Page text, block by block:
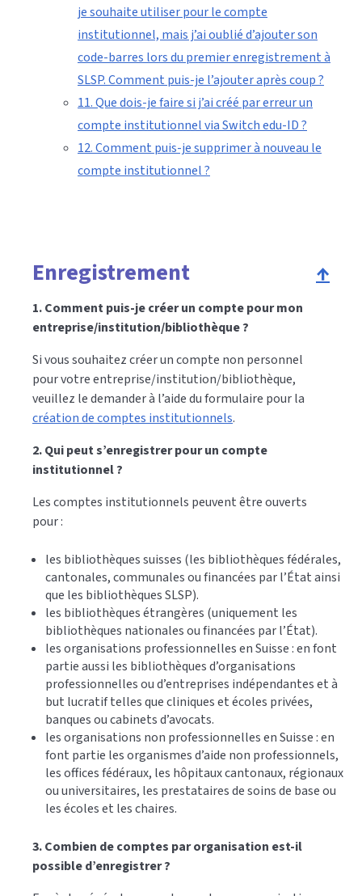
je souhaite utiliser pour le compte
institutionnel, mais j’ai oublié d’ajouter son
code-barres lors du premier enregistrement à
SLSP. Comment puis-je l’ajouter après coup ?
11. Que dois-je faire si j’ai créé par erreur un
compte institutionnel via Switch edu-ID ?
12. Comment puis-je supprimer à nouveau le
compte institutionnel ?
Enregistrement ↑
1. Comment puis-je créer un compte pour mon
entreprise/institution/bibliothèque ?
Si vous souhaitez créer un compte non personnel
pour votre entreprise/institution/bibliothèque,
veuillez le demander à l’aide du formulaire pour la
création de comptes institutionnels.
2. Qui peut s’enregistrer pour un compte
institutionnel ?
Les comptes institutionnels peuvent être ouverts
pour :
les bibliothèques suisses (les bibliothèques fédérales,
cantonales, communales ou financées par l’État ainsi
que les bibliothèques SLSP).
les bibliothèques étrangères (uniquement les
bibliothèques nationales ou financées par l’État).
les organisations professionnelles en Suisse : en font
partie aussi les bibliothèques d’organisations
professionnelles ou d’entreprises indépendantes et à
but lucratif telles que cliniques et écoles privées,
banques ou cabinets d’avocats.
les organisations non professionnelles en Suisse : en
font partie les organismes d’aide non professionnels,
les offices fédéraux, les hôpitaux cantonaux, régionaux
ou universitaires, les prestataires de soins de base ou
les écoles et les chaires.
3. Combien de comptes par organisation est-il
possible d’enregistrer ?